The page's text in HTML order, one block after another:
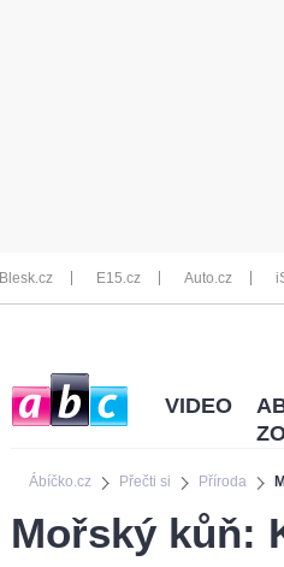
Blesk.cz E15.cz Auto.cz
Ábíčko.cz Přečti si Příroda
VIDEO
Mořský kůň: